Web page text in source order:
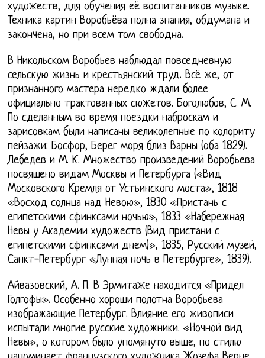
художеств, для обучения её воспитанников музыке.
Техника картин Воробьёва полна знания, обдумана и
закончена, но при всем том свободна.
В Никольском Воробьев наблюдал повседневную
сельскую жизнь и крестьянский труд. Всё же, от
признанного мастера нередко ждали более
официально трактованных сюжетов. Боголюбов, С. М.
По сделанным во время поездки наброскам и
зарисовкам были написаны великолепные по колориту
пейзажи: Босфор, Берег моря близ Варны (оба 1829).
Лебедев и М. К. Множество произведений Воробьева
посвящено видам Москвы и Петербурга («Вид
Московского Кремля от Устьинского моста», 1818
«Восход солнца над Невою», 1830 «Пристань с
египетскими сфинксами ночью», 1833 «Набережная
Невы у Академии художеств (Вид пристани с
египетскими сфинксами днем)», 1835, Русский музей,
Санкт-Петербург «Лунная ночь в Петербурге», 1839).
Айвазовский, А. П. В Эрмитаже находится «Придел
Голгофы». Особенно хороши полотна Воробьева
изображающие Петербург. Влияние его живописи
испытали многие русские художники. «Ночной вид
Невы», о котором было упомянуто выше, по стилю